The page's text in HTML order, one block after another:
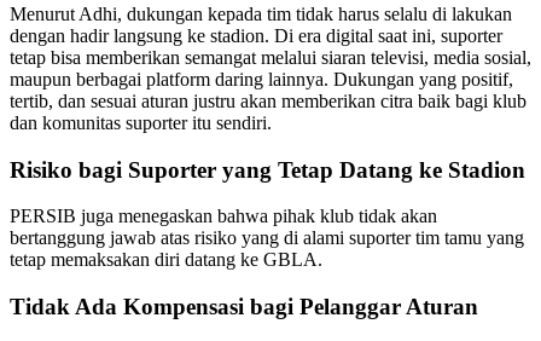
Menurut Adhi, dukungan kepada tim tidak harus selalu di lakukan
dengan hadir langsung ke stadion. Di era digital saat ini, suporter
tetap bisa memberikan semangat melalui siaran televisi, media sosial,
maupun berbagai platform daring lainnya. Dukungan yang positif,
tertib, dan sesuai aturan justru akan memberikan citra baik bagi klub
dan komunitas suporter itu sendiri.
Risiko bagi Suporter yang Tetap Datang ke Stadion
PERSIB juga menegaskan bahwa pihak klub tidak akan
bertanggung jawab atas risiko yang di alami suporter tim tamu yang
tetap memaksakan diri datang ke GBLA.
Tidak Ada Kompensasi bagi Pelanggar Aturan